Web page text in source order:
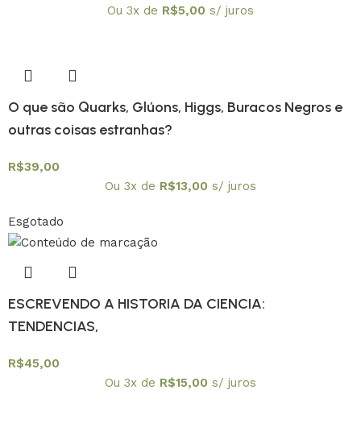
Ou 3x de R$5,00 s/ juros
O que são Quarks, Glúons, Higgs, Buracos Negros e
outras coisas estranhas?
R$39,00
Ou 3x de R$13,00 s/ juros
Esgotado
ESCREVENDO A HISTORIA DA CIENCIA:
TENDENCIAS,
R$45,00
Ou 3x de R$15,00 s/ juros